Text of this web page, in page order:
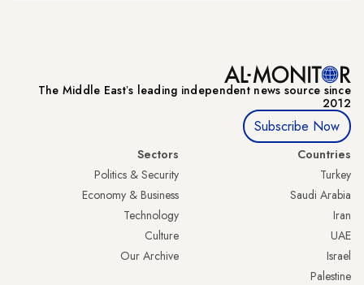
The Middle Eastʼs leading independent news source since
2012
Subscribe Now
Countries
Turkey
Saudi Arabia
Iran
UAE
Israel
Palestine
Sectors
Politics & Security
Economy & Business
Technology
Culture
Our Archive